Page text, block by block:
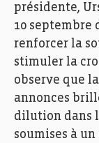
présidente,
10 septembre
renforcer la
stimuler la
observe que
annonces
dilution dans
soumises à